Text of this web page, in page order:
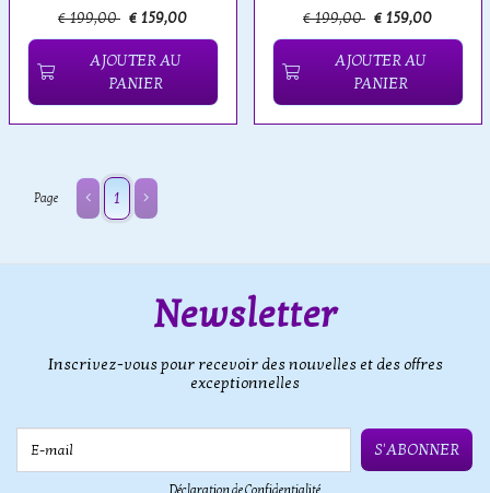
€ 199,00 € 159,00
AJOUTER AU
PANIER
€ 199,00 € 159,00
AJOUTER AU
PANIER
Page 1
Newsletter
Inscrivez-vous pour recevoir des nouvelles et des offres
exceptionnelles
S'ABONNER
Déclaration de Confidentialité